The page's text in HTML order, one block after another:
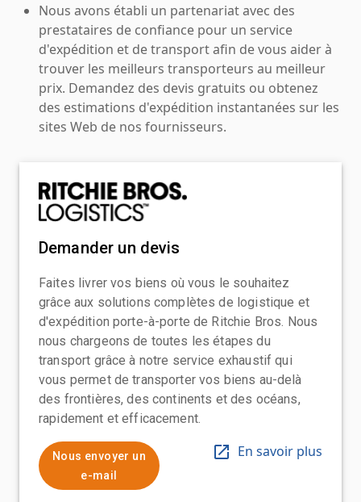
Nous avons établi un partenariat avec des
prestataires de confiance pour un service
d'expédition et de transport afin de vous aider à
trouver les meilleurs transporteurs au meilleur
prix. Demandez des devis gratuits ou obtenez
des estimations d'expédition instantanées sur les
sites Web de nos fournisseurs.
Demander un devis
Faites livrer vos biens où vous le souhaitez
grâce aux solutions complètes de logistique et
d'expédition porte-à-porte de Ritchie Bros. Nous
nous chargeons de toutes les étapes du
transport grâce à notre service exhaustif qui
vous permet de transporter vos biens au-delà
des frontières, des continents et des océans,
rapidement et efficacement.
Nous envoyer un
e-mail
En savoir plus